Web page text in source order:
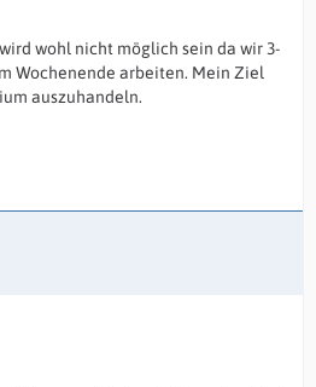
wohl nicht möglich sein da wir 3-
Wochenende arbeiten. Mein Ziel
auszuhandeln.